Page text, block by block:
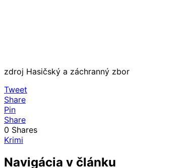
zdroj Hasičský a záchranný zbor
Tweet
Share
Pin
Share
0 Shares
Krimi
Navigácia v článku